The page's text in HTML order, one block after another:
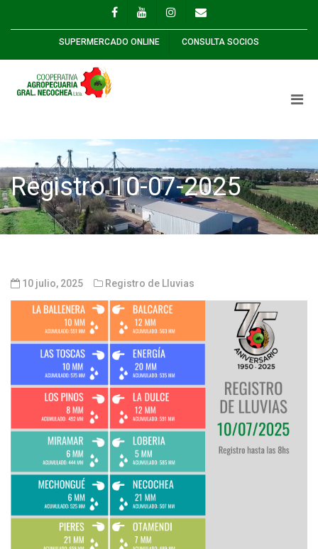
SUPERMERCADO ONLINE CONSULTA SOCIOS
Registro 10-07-2025
10 julio, 2025 Registro de Lluvias